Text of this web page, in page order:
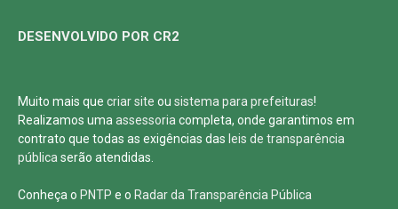
DESENVOLVIDO POR CR2
Muito mais que criar site ou sistema para prefeituras!
Realizamos uma assessoria completa, onde garantimos em
contrato que todas as exigências das leis de transparência
pública serão atendidas.
Conheça o PNTP e o Radar da Transparência Pública